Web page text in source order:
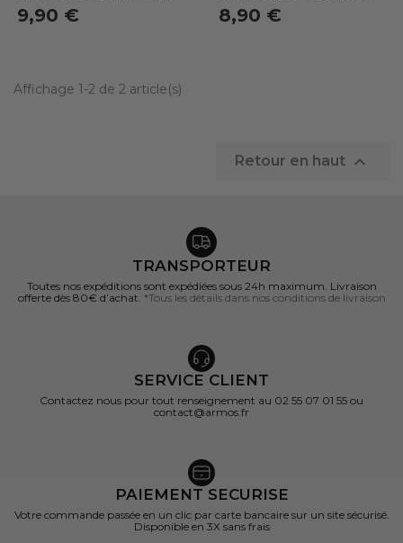
9,90 € 8,90 €
Affichage 1-2 de 2 article(s)
Retour en haut 
TRANSPORTEUR
Toutes nos expéditions sont expédiées sous 24h maximum. Livraison
offerte dès 80€ d’achat. *Tous les détails dans nos conditions de livraison
SERVICE CLIENT
Contactez nous pour tout renseignement au 02 55 07 01 55 ou
contact@armos.fr
PAIEMENT SECURISE
Votre commande passée en un clic par carte bancaire sur un site sécurisé.
Disponible en 3X sans frais